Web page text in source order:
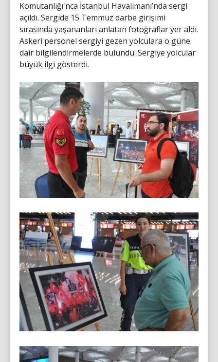
Komutanlığı'nca İstanbul Havalimanı’nda sergi
açıldı. Sergide 15 Temmuz darbe girişimi
sırasında yaşananları anlatan fotoğraflar yer aldı.
Askeri personel sergiyi gezen yolculara o güne
dair bilgilendirmelerde bulundu. Sergiye yolcular
büyük ilgi gösterdi.